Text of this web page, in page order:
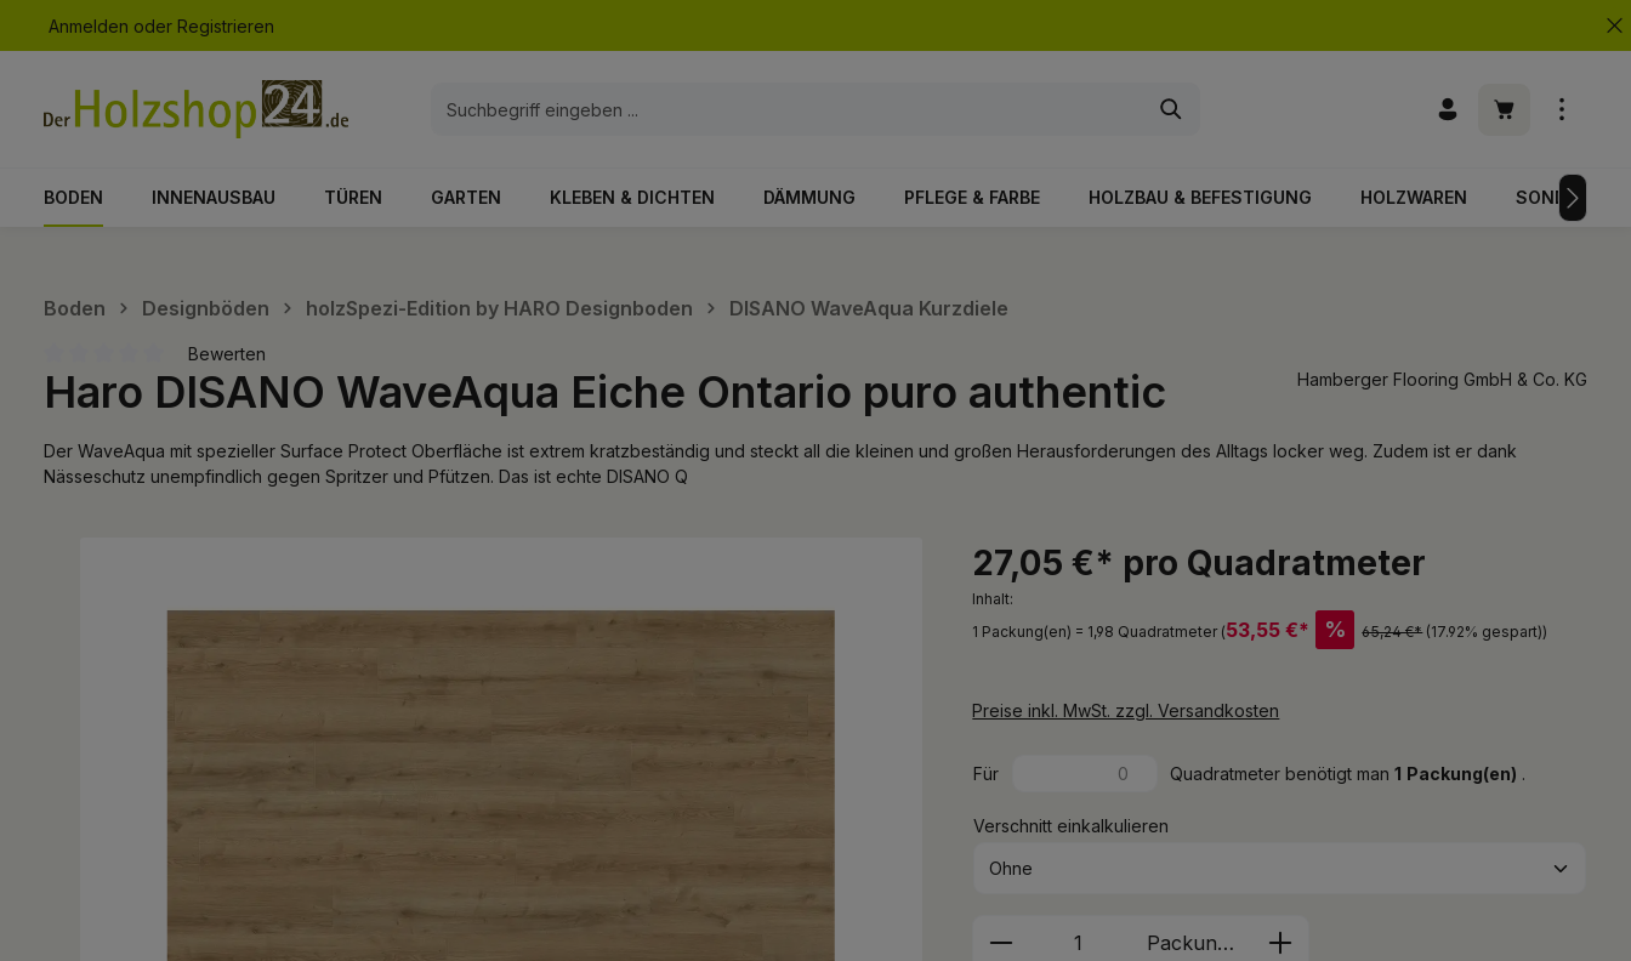
Zur Hauptnavigation springen
Anmelden oder Registrieren
Warenkorb
BODEN INNENAUSBAU TÜREN GARTEN KLEBEN & DICHTEN DÄMMUNG PFLEGE & FARBE HOLZBAU & BEFESTIGUNG HOLZWAREN
Boden Designböden holzSpezi-Edition by HARO Designboden DISANO WaveAqua Kurzdiele
Durchschnittliche Bewertung von 0 von 5 Sternen
Bewerten
Haro DISANO WaveAqua Eiche Ontario puro authentic Hamberger Flooring GmbH & Co. KG
Der WaveAqua mit spezieller Surface Protect Oberfläche ist extrem kratzbeständig und steckt all die kleinen und großen Herausforderungen des Alltags locker weg. Zudem ist er dank
Nässeschutz unempfindlich gegen Spritzer und Pfützen. Das ist echte DISANO Q
27,05 €* pro Quadratmeter
Inhalt:
1 Packung(en) = 1,98 Quadratmeter (53,55 €* % 65,24 €* (17.92% gespart))
Preise inkl. MwSt. zzgl. Versandkosten
Für Quadratmeter benötigt man1 Packung(en) .
Verschnitt einkalkulieren
Produkt Anzahl: Gib den gewünschten Wert
Packung(en)